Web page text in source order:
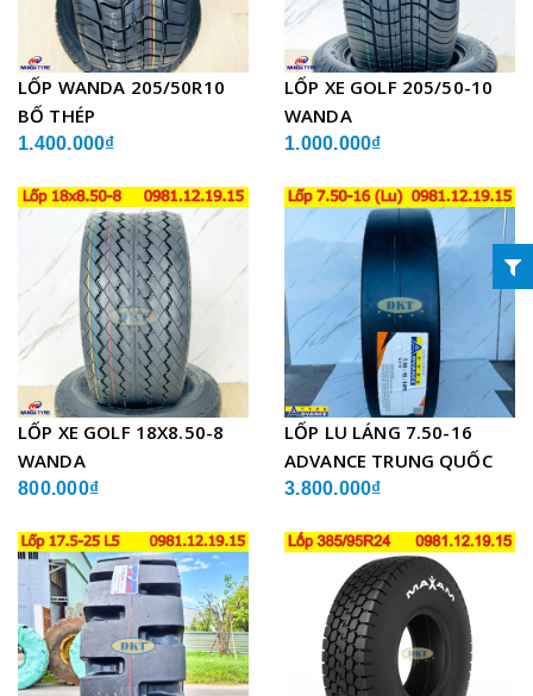
LỐP WANDA 205/50R10
BỐ THÉP
1.400.000₫
LỐP XE GOLF 205/50-10
WANDA
1.000.000₫
LỐP XE GOLF 18X8.50-8
WANDA
800.000₫
LỐP LU LÁNG 7.50-16
ADVANCE TRUNG QUỐC
3.800.000₫